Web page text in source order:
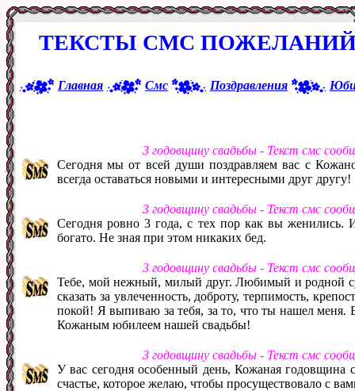
ТЕКСТЫ СМС
Главная Смс Поздравления
3 годовщину свадьбы - Текст смс
Сегодня мы от всей души поздравляем вас с
всегда оставаться новыми и интересными друг другу!
3 годовщину свадьбы - Текст смс
Сегодня ровно 3 года, с тех пор как вы
богато. Не зная при этом никаких бед.
3 годовщину свадьбы - Текст смс
Тебе, мой нежный, милый друг. Любимый и родной
сказать за увлеченность, доброту, терпимость,
покой! Я выпиваю за тебя, за то, что ты нашел
Кожаным юбилеем нашей свадьбы!
3 годовщину свадьбы - Текст смс
У вас сегодня особенный день, Кожаная годовщина
счастье, которое желаю, чтобы просуществовало с